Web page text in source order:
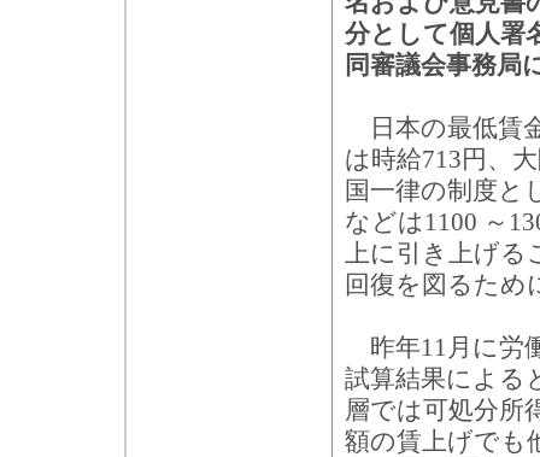
分として個人署
同審議会事務局
日本の最低賃
は時給713円、
国一律の制度と
などは1100 ～
上に引き上げる
回復を図るため
昨年11月に労
試算結果による
層では可処分所
額の賃上げでも